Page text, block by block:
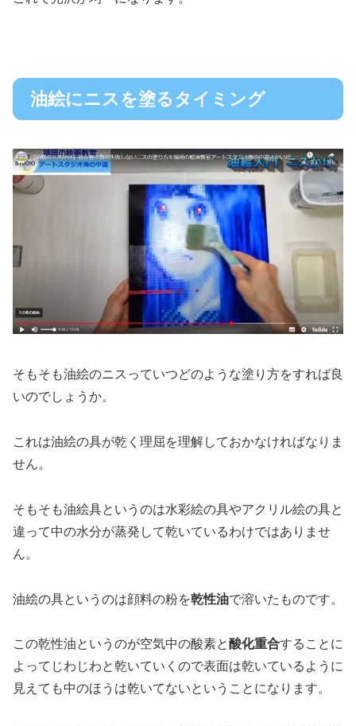
油絵にニスを塗るタイミング
そもそも油絵のニスっていつどのような塗り方をすれば良
いのでしょうか。
これは油絵の具が乾く理屈を理解しておかなければなりま
せん。
そもそも油絵具というのは水彩絵の具やアクリル絵の具と
違って中の水分が蒸発して乾いているわけではありませ
ん。
油絵の具というのは顔料の粉を乾性油で溶いたものです。
この乾性油というのが空気中の酸素と酸化重合することに
よってじわじわと乾いていくので表面は乾いているように
見えても中のほうは乾いてないということになります。